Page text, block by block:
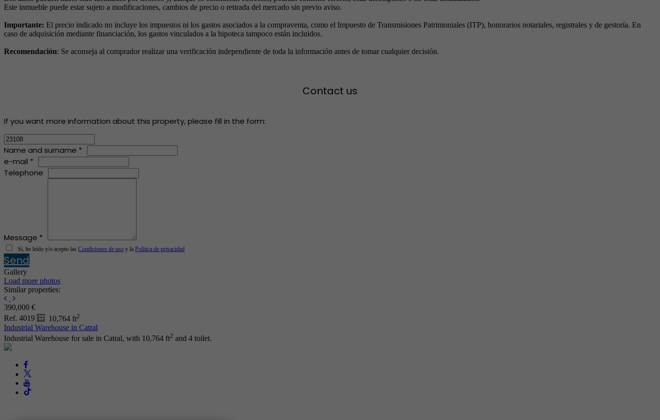
Este inmueble puede estar sujeto a modificaciones, cambios de precio o retirada del mercado sin previo aviso.
Importante: El precio indicado no incluye los impuestos ni los gastos asociados a la compraventa, como el Impuesto de Transmisiones Patrimoniales (ITP), honorarios notariales, registrales y de gestoría. En
caso de adquisición mediante financiación, los gastos vinculados a la hipoteca tampoco están incluidos.
Recomendación: Se aconseja al comprador realizar una verificación independiente de toda la información antes de tomar cualquier decisión.
Contact us
If you want more information about this property, please fill in the form:
Name and surname *
e-mail *
Telephone
Message *
Sí, he leído y/o acepto las Condiciones de uso y la Política de privacidad
Send
Gallery
Load more photos
Similar properties:
390,000 €
Ref. 4019
10,764 ft2
Industrial Warehouse in Catral
Industrial Warehouse for sale in Catral, with 10,764 ft2 and 4 toilet.